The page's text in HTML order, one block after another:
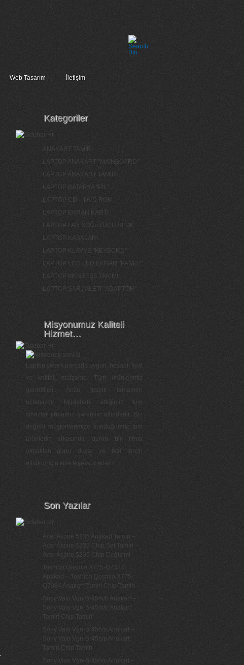
Web Tasarım İletişim
Kategoriler
ANAKART TAMİRİ
LAPTOP ANAKART "MAİNBOARD"
LAPTOP ANAKART TAMİRİ
LAPTOP BATARYA "PİL"
LAPTOP CD – DVD ROM
LAPTOP EKRAN KARTI
LAPTOP FAN SOĞUTUCU BLOK
LAPTOP KASALARI
LAPTOP KLAVYE "KEYBORD"
LAPTOP LCD LED EKRAN "PANEL"
LAPTOP MENTEŞE TAKIMI
LAPTOP ŞARJ ALETİ "ADAPTÖR"
Misyonumuz Kaliteli
Hizmet…
Laptop yedek parçada uygun, hesaplı fiyat
ve kaliteli malzeme. Tüm ürünlerimiz
garantilidir. Arıza tespiti tamamen
ücretsizdir. Müdahale ettiğimiz tüm
cihazlar firmamız garantisi altındadır. Siz
değerli müşterilerimize sunduğumuz tüm
ürünlerin arkasında duran bir firma
olmaktan gurur duyar ve bizi tercih
ettiğiniz için size teşekkür ederiz...
Son Yazılar
Acer Aspire 5235 Anakart Tamiri –
Acer Aspire 5235 Chip Set Tamiri –
Acer Aspire 5235 Chip Değişimi
Toshiba Qosmio X775-Q7384
Anakart – Toshiba Qosmio X775-
Q7384 Anakart Tamiri Chip Tamiri
Sony Vaio Vgn-Sr45m/b Anakart –
Sony Vaio Vgn-Sr45m/b Anakart
Tamiri Chip Tamiri
Sony Vaio Vgn-Sr45h/p Anakart –
Sony Vaio Vgn-Sr45h/p Anakart
Tamiri Chip Tamiri
Sony Vaio Vgn-Sr45h/n Anakart –